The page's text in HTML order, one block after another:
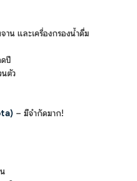
าน และเครื่องกรองน้ำดื่ม
ปี
นตัว
– มีจำกัดมาก!